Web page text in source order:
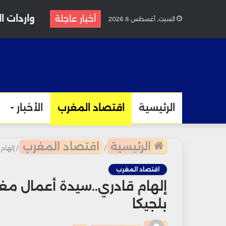
السبت, أغسطس 8 2026 أخبار عاجلة واردات الغاز
الرئيسية اقتصاد المغرب الأخبار
الرئيسية / اقتصاد المغرب /
اقتصاد المغرب
إلهام قادري..سيدة أعمال
بلجيكا